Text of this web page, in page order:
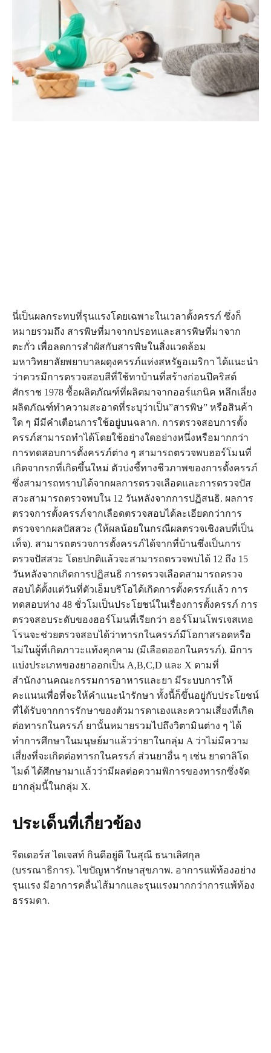
นี่เป็นผลกระทบที่รุนแรงโดยเฉพาะในเวลาตั้งครรภ์ ซึ่งก็
หมายรวมถึง สารพิษที่มาจากปรอทและสารพิษที่มาจาก
ตะกั่ว เพื่อลดการสำผัสกับสารพิษในสิ่งแวดล้อม
มหาวิทยาลัยพยาบาลผดุงครรภ์แห่งสหรัฐอเมริกา ได้แนะนำ
ว่าควรมีการตรวจสอบสีที่ใช้ทาบ้านที่สร้างก่อนปีคริสต์
ศักราช 1978 ซื้อผลิตภัณฑ์ที่ผลิตมาจากออร์แกนิค หลึกเลี่ยง
ผลิตภัณฑ์ทำความสะอาดที่ระบุว่าเป็น”สารพิษ” หรือสินค้า
ใด ๆ มีมีคำเตือนการใช้อยู่บนฉลาก. การตรวจสอบการตั้ง
ครรภ์สามารถทำได้โดยใช้อย่างใดอย่างหนึ่งหรือมากกว่า
การทดสอบการตั้งครรภ์ต่าง ๆ สามารถตรวจพบฮอร์โมนที่
เกิดจากรกที่เกิดขึ้นใหม่ ตัวบ่งชี้ทางชีวภาพของการตั้งครรภ์
ซึ่งสามารถทราบได้จากผลการตรวจเลือดและการตรวจปัส
สวะสามารถตรวจพบใน 12 วันหลังจากการปฏิสนธิ. ผลการ
ตรวจการตั้งครรภ์จากเลือดตรวจสอบได้ละเอียดกว่าการ
ตรวจจากผลปัสสวะ (ให้ผลน้อยในกรณีผลตรวจเชิงลบที่เป็น
เท็จ). สามารถตรวจการตั้งครรภ์ได้จากที่บ้านซึ่งเป็นการ
ตรวจปัสสวะ โดยปกติแล้วจะสามารถตรวจพบได้ 12 ถึง 15
วันหลังจากเกิดการปฏิสนธิ การตรวจเลือดสามารถตรวจ
สอบได้ตั้งแต่วันที่ตัวเอ็มบริโอได้เกิดการตั้งครรภ์แล้ว การ
ทดสอบห่าง 48 ชั่วโมเป็นประโยชน์ในเรื่องการตั้งครรภ์ การ
ตรวจสอบระดับของฮอร์โมนที่เรียกว่า ฮอร์โมนโพรเจสเทอ
โรนจะช่วยตรวจสอบได้ว่าทารกในครรภ์มีโอกาสรอดหรือ
ไม่ในผู้ที่เกิดภาวะแท้งคุกคาม (มีเลือดออกในครรภ์). มีการ
แบ่งประเภทของยาออกเป็น A,B,C,D และ X ตามที่
สำนักงานคณะกรรมการอาหารและยา มีระบบการให้
คะแนนเพื่อที่จะให้คำแนะนำรักษา ทั้งนี้ก็ขึ้นอยู่กับประโยชน์
ที่ได้รับจากการรักษาของตัวมารดาเองและความเสี่ยงที่เกิด
ต่อทารกในครรภ์ ยานั้นหมายรวมไปถึงวิตามินต่าง ๆ ได้
ทำการศึกษาในมนุษย์มาแล้วว่ายาในกลุ่ม A ว่าไม่มีความ
เสี่ยงที่จะเกิดต่อทารกในครรภ์ ส่วนยาอื่น ๆ เช่น ยาตาลิโด
ไมด์ ได้ศึกษามาแล้วว่ามีผลต่อความพิการของทารกซึ่งจัด
ยากลุ่มนี้ในกลุ่ม X.
ประเด็นที่เกี่ยวข้อง
รีดเดอร์ส ไดเจสท์ กินดีอยู่ดี ในสุณี ธนาเลิศกุล
(บรรณาธิการ). ไขปัญหารักษาสุขภาพ. อาการแพ้ท้องอย่าง
รุนแรง มีอาการคลื่นไส้มากและรุนแรงมากกว่าการแพ้ท้อง
ธรรมดา.